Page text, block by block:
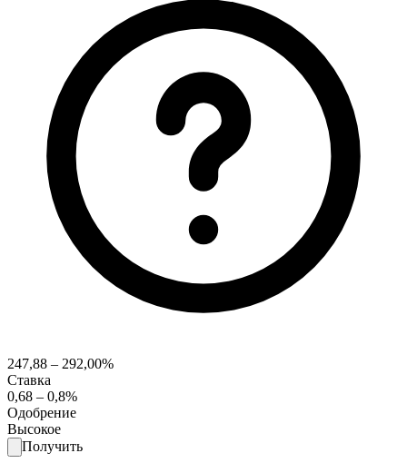
247,88 – 292,00%
Ставка
0,68 – 0,8%
Одобрение
Высокое
Получить